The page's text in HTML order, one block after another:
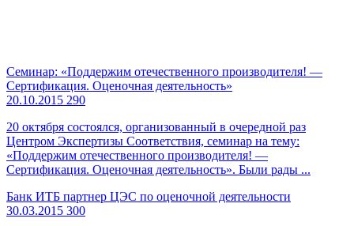
Семинар: «Поддержим отечественного производителя! —
Сертификация. Оценочная деятельность»
20.10.2015 290
20 октября состоялся, организованный в очередной раз
Центром Экспертизы Соответствия, семинар на тему:
«Поддержим отечественного производителя! —
Сертификация. Оценочная деятельность». Были рады ...
Банк ИТБ партнер ЦЭС по оценочной деятельности
30.03.2015 300